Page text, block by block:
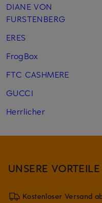
DIANE VON
FURSTENBERG
ERES
FrogBox
FTC CASHMERE
GUCCI
Herrlicher
UNSERE VORTEILE
Kostenloser Versand